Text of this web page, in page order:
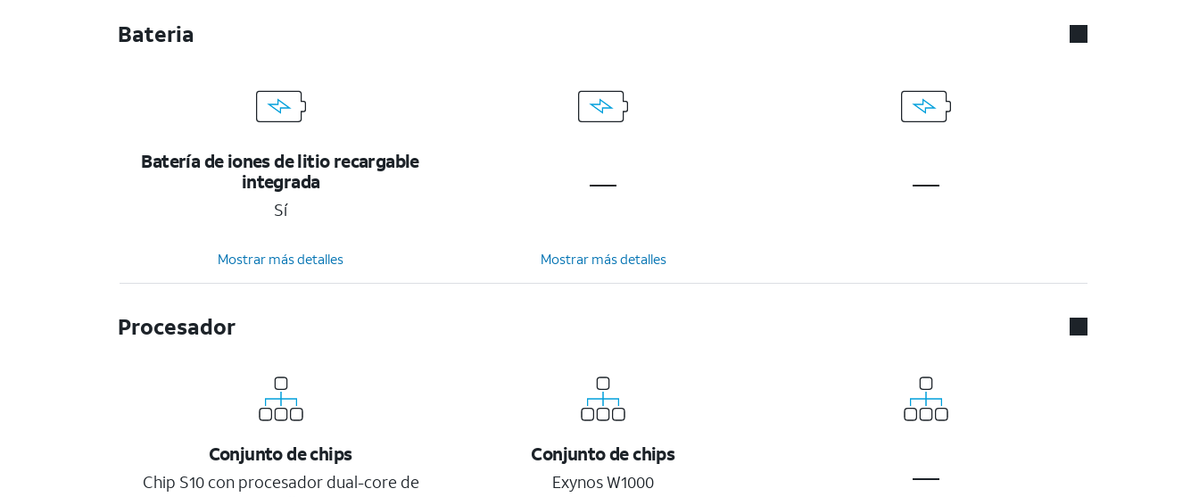
Bateria
Batería de iones de litio recargable
integrada
Sí
Mostrar más detalles Mostrar más detalles
Procesador
Conjunto de chips
Chip S10 con procesador dual-core de
Conjunto de chips
Exynos W1000